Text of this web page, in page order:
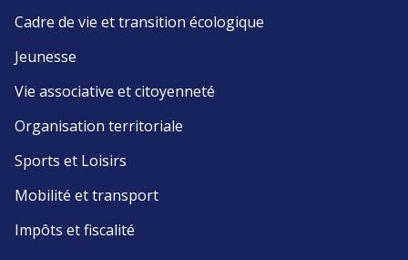
Cadre de vie et transition écologique
Jeunesse
Vie associative et citoyenneté
Organisation territoriale
Sports et Loisirs
Mobilité et transport
Impôts et fiscalité